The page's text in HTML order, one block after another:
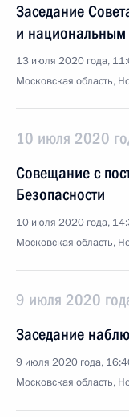
Заседание
и национальным
13 июля 2020 года,
Московская область,
10 июля 2020
Совещание с
Безопасности
10 июля 2020 года,
Московская область,
9 июля 2020
Заседание
9 июля 2020 года,
Московская область,